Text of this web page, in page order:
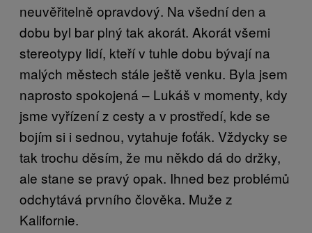
neuvěřitelně opravdový. Na všední den a
dobu byl bar plný tak akorát. Akorát všemi
stereotypy lidí, kteří v tuhle dobu bývají na
malých městech stále ještě venku. Byla jsem
naprosto spokojená – Lukáš v momenty, kdy
jsme vyřízení z cesty a v prostředí, kde se
bojím si i sednou, vytahuje foťák. Vždycky se
tak trochu děsím, že mu někdo dá do držky,
ale stane se pravý opak. Ihned bez problémů
odchytává prvního člověka. Muže z
Kalifornie.